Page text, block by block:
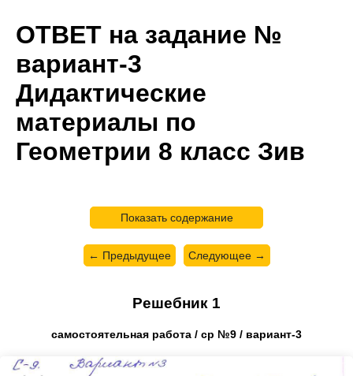
ОТВЕТ на задание №
вариант-3
Дидактические
материалы по
Геометрии 8 класс Зив
Показать содержание
← Предыдущее Следующее →
Решебник 1
самостоятельная работа / ср №9 / вариант-3